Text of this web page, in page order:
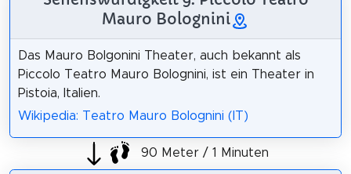
Mauro Bolognini
Das Mauro Bolgonini Theater, auch bekannt als
Piccolo Teatro Mauro Bolognini, ist ein Theater in
Pistoia, Italien.
Wikipedia: Teatro Mauro Bolognini (IT)
90 Meter / 1 Minuten